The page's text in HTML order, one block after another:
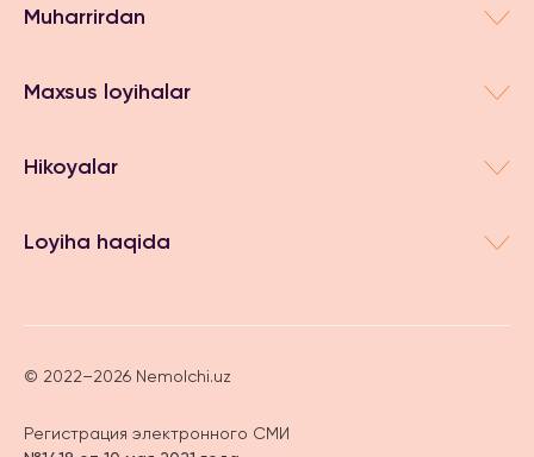
Muharrirdan
Maxsus loyihalar
Hikoyalar
Loyiha haqida
© 2022–2026 Nemolchi.uz
Регистрация электронного СМИ